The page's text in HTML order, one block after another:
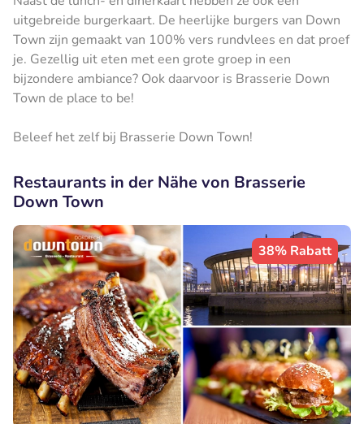
uitgebreide burgerkaart. De heerlijke burgers van Down
Town zijn gemaakt van 100% vers rundvlees en dat proef
je. Gezellig uit eten met een grote groep in een
bijzondere ambiance? Ook daarvoor is Brasserie Down
Town de place to be!
Beleef het zelf bij Brasserie Down Town!
Restaurants in der Nähe von Brasserie
Down Town
38% Rabatt